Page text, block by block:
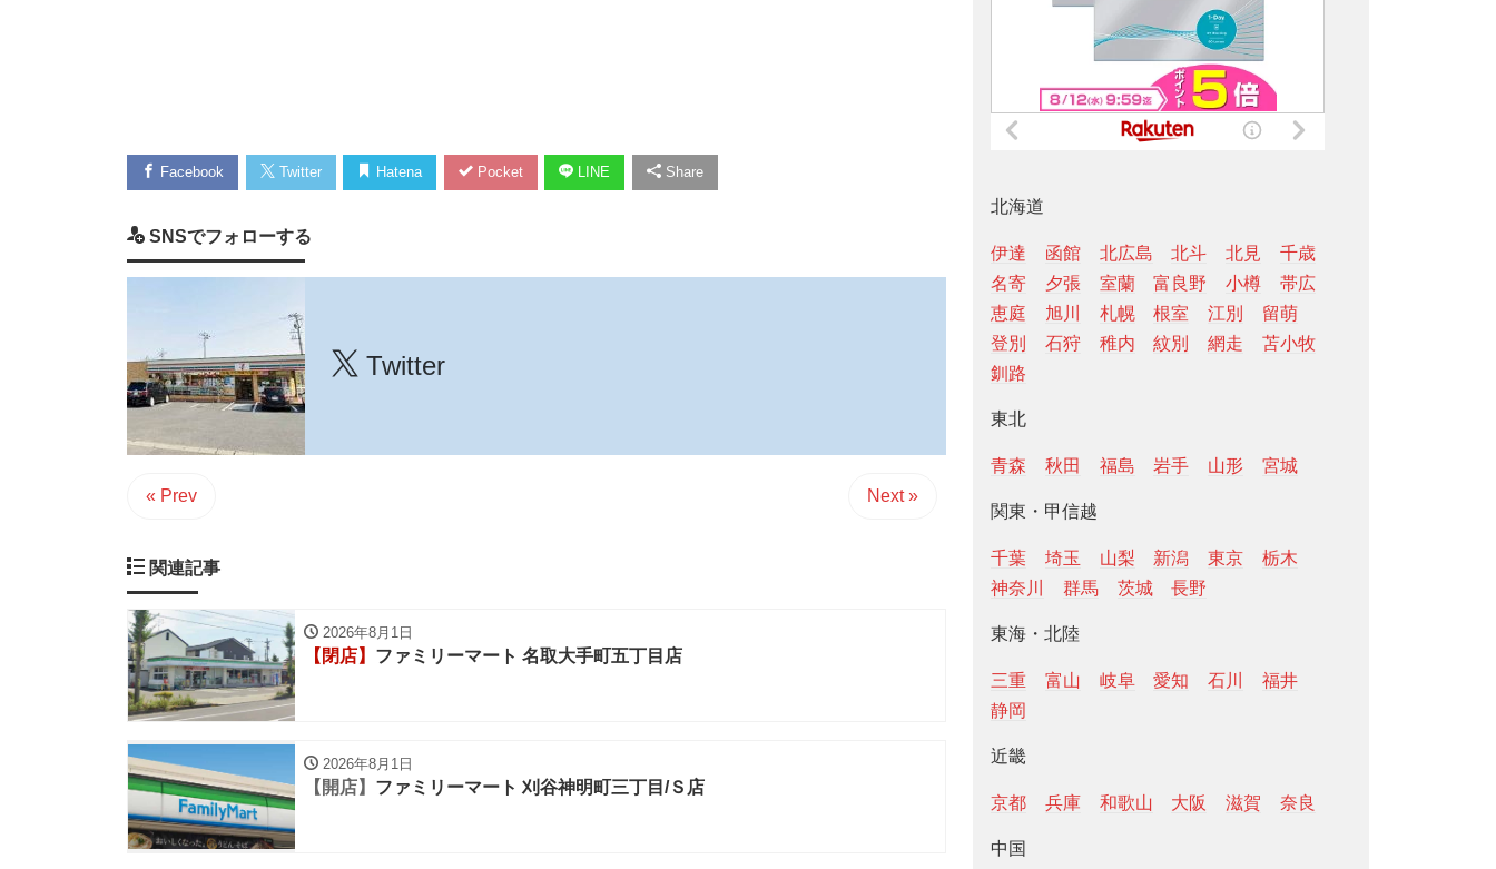
Facebook Twitter Hatena Pocket LINE Share
SNSでフォローする
Twitter
« Prev Next »
関連記事
2026年8月1日
【閉店】 ファミリーマート 名取大手町五丁目店
2026年8月1日
【開店】 ファミリーマート 刈谷神明町三丁目/Ｓ店
北海道
伊達 函館 北広島 北斗 北見
千歳
名寄
夕張 室蘭 富良野 小樽
帯広
恵庭
旭川 札幌 根室 江別
留萌
登別
石狩 稚内 紋別 網走
苫小牧
釧路
東北
青森 秋田 福島 岩手 山形 宮城
関東・甲信越
千葉 埼玉 山梨 新潟 東京
栃木
神奈川
群馬 茨城 長野
東海・北陸
三重 富山 岐阜 愛知 石川
福井
静岡
近畿
京都 兵庫 和歌山 大阪 滋賀 奈良
中国